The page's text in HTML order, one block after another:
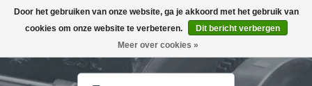
Toggle
navigation
Door het gebruiken van onze website, ga je akkoord met het gebruik van
cookies om onze website te verbeteren.
Dit bericht verbergen
Meer over cookies »